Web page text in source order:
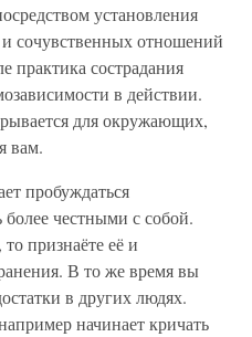
установления
сочувственных отношений
практика сострадания
в действии.
для окружающих,
вам.
пробуждаться
более честными с собой.
признаёте её и
В то же время вы
в других людях.
начинает кричать